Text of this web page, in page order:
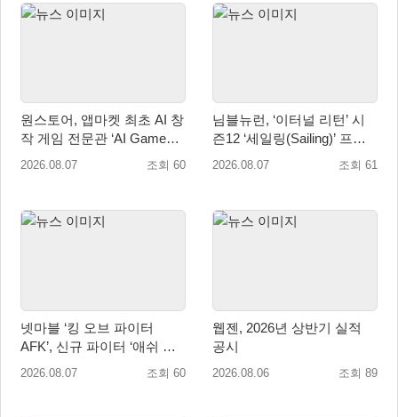
원스토어, 앱마켓 최초 AI 창
작 게임 전문관 ‘AI Games’
오픈
2026.08.07 조회 60
님블뉴런, ‘이터널 리턴’ 시
즌12 ‘세일링(Sailing)’ 프리
시즌 시작
2026.08.07 조회 61
넷마블 ‘킹 오브 파이터
AFK’, 신규 파이터 ‘애쉬 크
림존’ 업데이트
2026.08.07 조회 60
웹젠, 2026년 상반기 실적
공시
2026.08.06 조회 89